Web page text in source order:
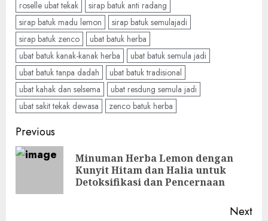
roselle ubat tekak
sirap batuk anti radang
sirap batuk madu lemon
sirap batuk semulajadi
sirap batuk zenco
ubat batuk herba
ubat batuk kanak-kanak herba
ubat batuk semula jadi
ubat batuk tanpa dadah
ubat batuk tradisional
ubat kahak dan selsema
ubat resdung semula jadi
ubat sakit tekak dewasa
zenco batuk herba
Post
navigation
Previous
Minuman Herba Lemon dengan
Kunyit Hitam dan Halia untuk
Detoksifikasi dan Pencernaan
Next